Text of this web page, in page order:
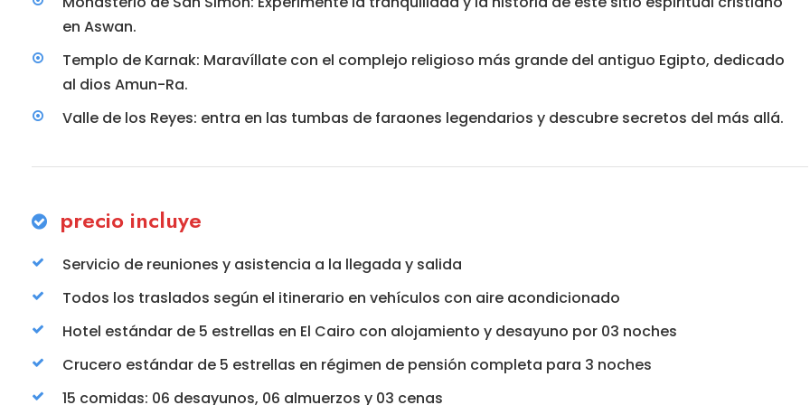
en Aswan.
Templo de Karnak: Maravíllate con el complejo religioso más grande del antiguo Egipto, dedicado
al dios Amun-Ra.
Valle de los Reyes: entra en las tumbas de faraones legendarios y descubre secretos del más allá.
precio incluye
Servicio de reuniones y asistencia a la llegada y salida
Todos los traslados según el itinerario en vehículos con aire acondicionado
Hotel estándar de 5 estrellas en El Cairo con alojamiento y desayuno por 03 noches
Crucero estándar de 5 estrellas en régimen de pensión completa para 3 noches
15 comidas: 06 desayunos, 06 almuerzos y 03 cenas